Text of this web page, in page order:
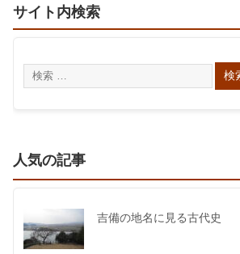
サイト内検索
人気の記事
吉備の地名に見る古代史